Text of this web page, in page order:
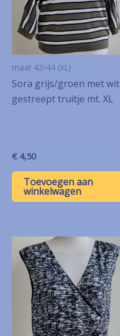
maat 42/44 (XL)
Sora grijs/groen met wit
gestreept truitje mt. XL
€ 4,50
Toevoegen aan
winkelwagen